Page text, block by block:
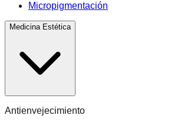
Micropigmentación
Medicina Estética
Antienvejecimiento